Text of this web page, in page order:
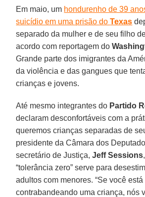
Em maio, um hondurenho de 39
suicídio em uma prisão doTexas
separado da mulher e de seu filho
acordo com reportagem do
Grande parte dos imigrantes da
da violência e das gangues que
crianças e jovens.
Até mesmo integrantes do Partido
declaram desconfortáveis com a
queremos crianças separadas de
presidente da Câmara dos
secretário de Justiça,Jeff Sessions
“tolerância zero” serve para
adultos com menores. “Se você está
contrabandeando uma criança, nós